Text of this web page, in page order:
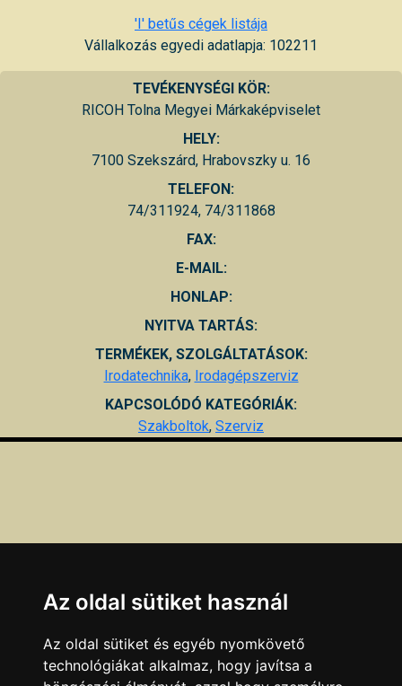
'I' betűs cégek listája
Vállalkozás egyedi adatlapja: 102211
TEVÉKENYSÉGI KÖR:
RICOH Tolna Megyei Márkaképviselet
HELY:
7100 Szekszárd, Hrabovszky u. 16
TELEFON:
74/311924, 74/311868
FAX:
E-MAIL:
HONLAP:
NYITVA TARTÁS:
TERMÉKEK, SZOLGÁLTATÁSOK:
Irodatechnika, Irodagépszerviz
KAPCSOLÓDÓ KATEGÓRIÁK:
Szakboltok, Szerviz
Az oldal sütiket használ
Az oldal sütiket és egyéb nyomkövető
technológiákat alkalmaz, hogy javítsa a